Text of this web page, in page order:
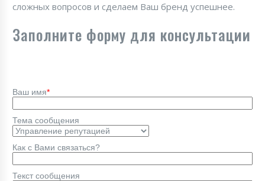
сложных вопросов и сделаем Ваш бренд успешнее.
Заполните форму для консультации
Ваш имя*
Тема сообщения
Как с Вами связаться?
Текст сообщения